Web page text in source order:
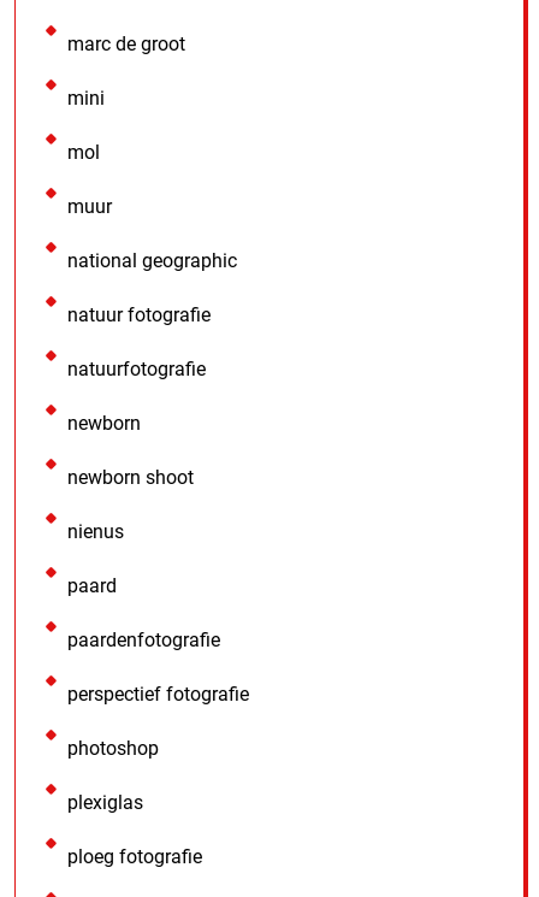
marc de groot
mini
mol
muur
national geographic
natuur fotografie
natuurfotografie
newborn
newborn shoot
nienus
paard
paardenfotografie
perspectief fotografie
photoshop
plexiglas
ploeg fotografie